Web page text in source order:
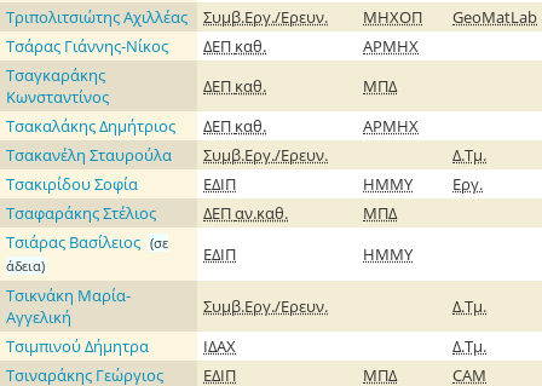
Τριπολιτσιώτης Αχιλλέας
Συμβ.Εργ./Ερευν. ΜΗΧΟΠ
GeoMatLab
Τσάρας Γιάννης-Νίκος
ΔΕΠ καθ.
ΑΡΜΗΧ
Τσαγκαράκης
Κωνσταντίνος
ΔΕΠ καθ.
ΜΠΔ
Τσακαλάκης Δημήτριος
ΔΕΠ καθ.
ΑΡΜΗΧ
Τσακανέλη Σταυρούλα
Συμβ.Εργ./Ερευν.
Δ.Τμ.
Τσακιρίδου Σοφία
ΕΔΙΠ ΗΜΜΥ
Εργ.
Τσαφαράκης Στέλιος
ΔΕΠαν.καθ.
ΜΠΔ
Τσιάρας Βασίλειος (σε
άδεια)
ΕΔΙΠ
ΗΜΜΥ
Τσικνάκη Μαρία-
Αγγελική
Συμβ.Εργ./Ερευν.
Δ.Τμ.
Τσιμπινού Δήμητρα
ΙΔΑΧ
Δ.Τμ.
Τσιναράκης Γεώργιος
ΕΔΙΠ ΜΠΔ
CAM